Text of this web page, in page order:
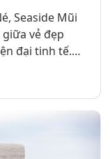
Seaside Mũi
vẻ đẹp
đại tinh tế.
phường
trở thành
khách muốn
cấp và